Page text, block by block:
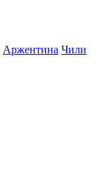
Аржентина Чили